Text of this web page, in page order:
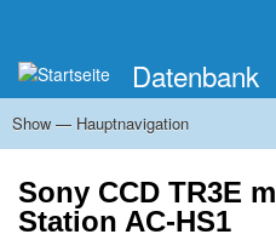
Datenbank
Hauptnavigation
Show — Hauptnavigation
Startseite
Zu den Sammlungen
Systematik
Hersteller
Inhalt und Ausrichtung der
Museale Ausstellungen
Sony CCD TR3E
Station AC-HS1